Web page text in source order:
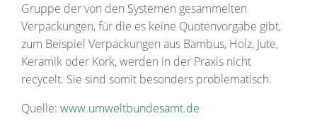
Gruppe der von den Systemen gesammelten
Verpackungen, für die es keine Quotenvorgabe gibt,
zum Beispiel Verpackungen aus Bambus, Holz, Jute,
Keramik oder Kork, werden in der Praxis nicht
recycelt. Sie sind somit besonders problematisch.
Quelle: www.umweltbundesamt.de